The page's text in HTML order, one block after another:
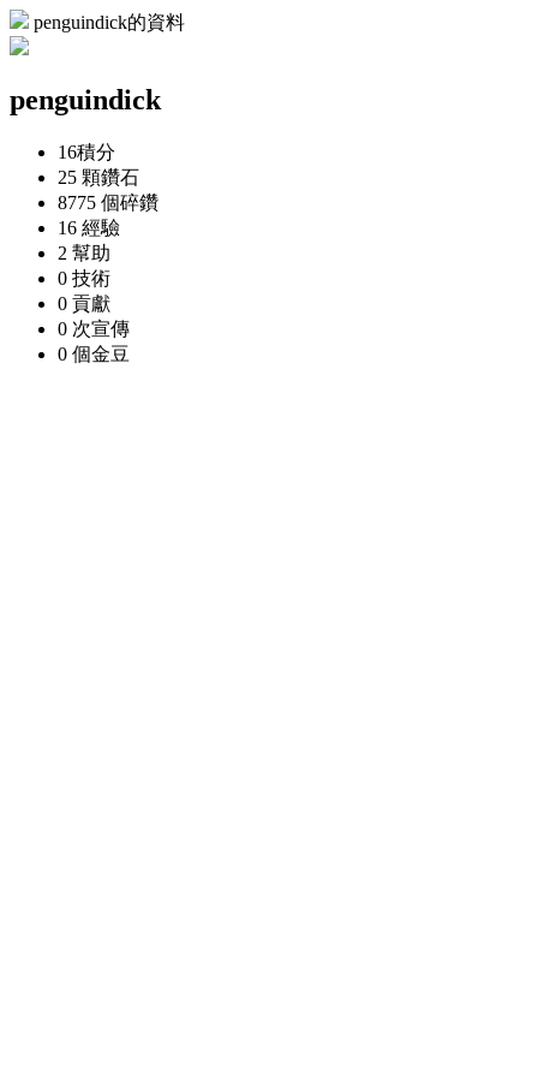
penguindick的資料
penguindick
16積分
25 顆鑽石
8775 個碎鑽
16 經驗
2 幫助
0 技術
0 貢獻
0 次宣傳
0 個金豆